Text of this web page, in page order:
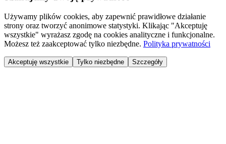
Używamy plików cookies, aby zapewnić prawidłowe działanie
strony oraz tworzyć anonimowe statystyki. Klikając "Akceptuję
wszystkie" wyrażasz zgodę na cookies analityczne i funkcjonalne.
Możesz też zaakceptować tylko niezbędne. Polityka prywatności
Akceptuję wszystkie Tylko niezbędne Szczegóły